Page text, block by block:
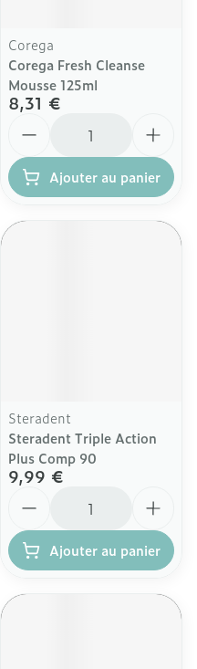
Corega
Corega Fresh Cleanse
Mousse 125ml
8,31 €
Ajouter au panier
Steradent
Steradent Triple Action
Plus Comp 90
9,99 €
Ajouter au panier